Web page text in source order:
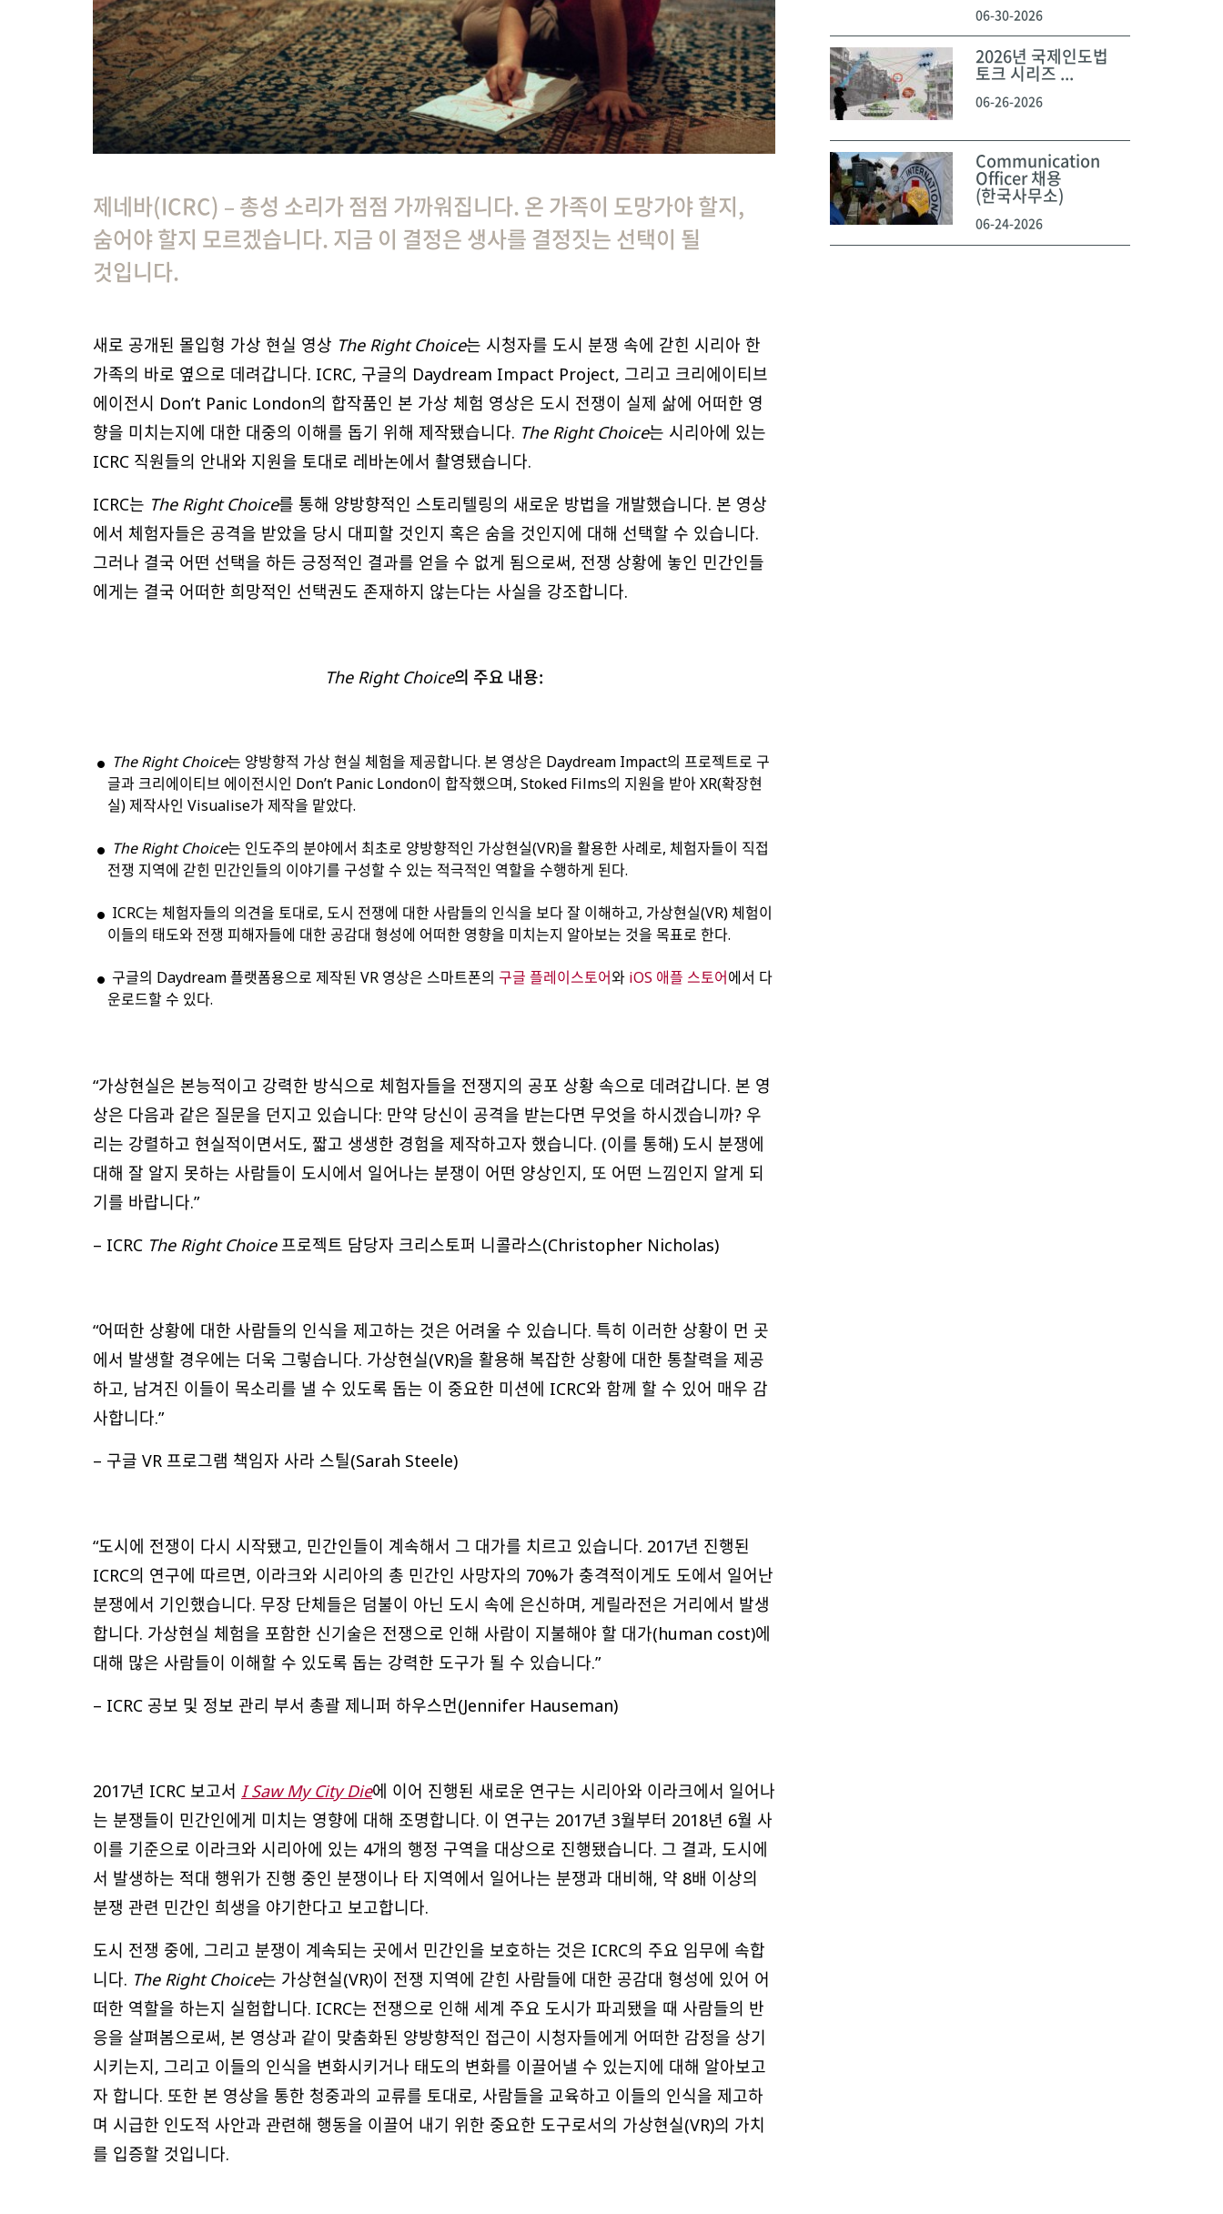
제네바(ICRC) – 총성 소리가 점점 가까워집니다. 온 가족이 도망가야 할지,
숨어야 할지 모르겠습니다. 지금 이 결정은 생사를 결정짓는 선택이 될
것입니다.
새로 공개된 몰입형 가상 현실 영상 The Right Choice는 시청자를 도시 분쟁 속에 갇힌 시리아 한
가족의 바로 옆으로 데려갑니다. ICRC, 구글의 Daydream Impact Project, 그리고 크리에이티브
에이전시 Don’t Panic London의 합작품인 본 가상 체험 영상은 도시 전쟁이 실제 삶에 어떠한 영
향을 미치는지에 대한 대중의 이해를 돕기 위해 제작됐습니다. The Right Choice는 시리아에 있는
ICRC 직원들의 안내와 지원을 토대로 레바논에서 촬영됐습니다.
ICRC는 The Right Choice를 통해 양방향적인 스토리텔링의 새로운 방법을 개발했습니다. 본 영상
에서 체험자들은 공격을 받았을 당시 대피할 것인지 혹은 숨을 것인지에 대해 선택할 수 있습니다.
그러나 결국 어떤 선택을 하든 긍정적인 결과를 얻을 수 없게 됨으로써, 전쟁 상황에 놓인 민간인들
에게는 결국 어떠한 희망적인 선택권도 존재하지 않는다는 사실을 강조합니다.
The Right Choice의 주요 내용:
The Right Choice는 양방향적 가상 현실 체험을 제공합니다. 본 영상은 Daydream Impact의 프로젝트로 구
글과 크리에이티브 에이전시인 Don’t Panic London이 합작했으며, Stoked Films의 지원을 받아 XR(확장현
실) 제작사인 Visualise가 제작을 맡았다.
The Right Choice는 인도주의 분야에서 최초로 양방향적인 가상현실(VR)을 활용한 사례로, 체험자들이 직접
전쟁 지역에 갇힌 민간인들의 이야기를 구성할 수 있는 적극적인 역할을 수행하게 된다.
ICRC는 체험자들의 의견을 토대로, 도시 전쟁에 대한 사람들의 인식을 보다 잘 이해하고, 가상현실(VR) 체험이
이들의 태도와 전쟁 피해자들에 대한 공감대 형성에 어떠한 영향을 미치는지 알아보는 것을 목표로 한다.
구글의 Daydream 플랫폼용으로 제작된 VR 영상은 스마트폰의 구글 플레이스토어와 iOS 애플 스토어에서 다
운로드할 수 있다.
“가상현실은 본능적이고 강력한 방식으로 체험자들을 전쟁지의 공포 상황 속으로 데려갑니다. 본 영
상은 다음과 같은 질문을 던지고 있습니다: 만약 당신이 공격을 받는다면 무엇을 하시겠습니까? 우
리는 강렬하고 현실적이면서도, 짧고 생생한 경험을 제작하고자 했습니다. (이를 통해) 도시 분쟁에
대해 잘 알지 못하는 사람들이 도시에서 일어나는 분쟁이 어떤 양상인지, 또 어떤 느낌인지 알게 되
기를 바랍니다.”
– ICRC The Right Choice프로젝트 담당자 크리스토퍼 니콜라스(Christopher Nicholas)
“어떠한 상황에 대한 사람들의 인식을 제고하는 것은 어려울 수 있습니다. 특히 이러한 상황이 먼 곳
에서 발생할 경우에는 더욱 그렇습니다. 가상현실(VR)을 활용해 복잡한 상황에 대한 통찰력을 제공
하고, 남겨진 이들이 목소리를 낼 수 있도록 돕는 이 중요한 미션에 ICRC와 함께 할 수 있어 매우 감
사합니다.”
– 구글 VR 프로그램 책임자 사라 스틸(Sarah Steele)
“도시에 전쟁이 다시 시작됐고, 민간인들이 계속해서 그 대가를 치르고 있습니다. 2017년 진행된
ICRC의 연구에 따르면, 이라크와 시리아의 총 민간인 사망자의 70%가 충격적이게도 도에서 일어난
분쟁에서 기인했습니다. 무장 단체들은 덤불이 아닌 도시 속에 은신하며, 게릴라전은 거리에서 발생
합니다. 가상현실 체험을 포함한 신기술은 전쟁으로 인해 사람이 지불해야 할 대가(human cost)에
대해 많은 사람들이 이해할 수 있도록 돕는 강력한 도구가 될 수 있습니다.”
– ICRC 공보 및 정보 관리 부서 총괄 제니퍼 하우스먼(Jennifer Hauseman)
2017년 ICRC 보고서 I Saw My City Die에 이어 진행된 새로운 연구는 시리아와 이라크에서 일어나
는 분쟁들이 민간인에게 미치는 영향에 대해 조명합니다. 이 연구는 2017년 3월부터 2018년 6월 사
이를 기준으로 이라크와 시리아에 있는 4개의 행정 구역을 대상으로 진행됐습니다. 그 결과, 도시에
서 발생하는 적대 행위가 진행 중인 분쟁이나 타 지역에서 일어나는 분쟁과 대비해, 약 8배 이상의
분쟁 관련 민간인 희생을 야기한다고 보고합니다.
도시 전쟁 중에, 그리고 분쟁이 계속되는 곳에서 민간인을 보호하는 것은 ICRC의 주요 임무에 속합
니다. The Right Choice는 가상현실(VR)이 전쟁 지역에 갇힌 사람들에 대한 공감대 형성에 있어 어
떠한 역할을 하는지 실험합니다. ICRC는 전쟁으로 인해 세계 주요 도시가 파괴됐을 때 사람들의 반
응을 살펴봄으로써, 본 영상과 같이 맞춤화된 양방향적인 접근이 시청자들에게 어떠한 감정을 상기
시키는지, 그리고 이들의 인식을 변화시키거나 태도의 변화를 이끌어낼 수 있는지에 대해 알아보고
자 합니다. 또한 본 영상을 통한 청중과의 교류를 토대로, 사람들을 교육하고 이들의 인식을 제고하
며 시급한 인도적 사안과 관련해 행동을 이끌어 내기 위한 중요한 도구로서의 가상현실(VR)의 가치
를 입증할 것입니다.
06-30-2026
2026년 국제인도법
토크 시리즈 ...
06-26-2026
Communication
Officer 채용
(한국사무소)
06-24-2026